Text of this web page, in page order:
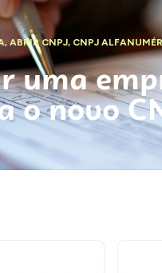
,ABRIR CNPJ, CNPJ
uma
o novo